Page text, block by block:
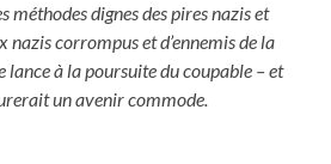
méthodes dignes des pires nazis et
nazis corrompus et d’ennemis de la
lance à la poursuite du coupable – et
un avenir commode.